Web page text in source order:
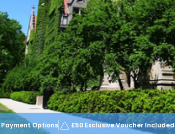
Payment Options £50 Exclusive Voucher Included